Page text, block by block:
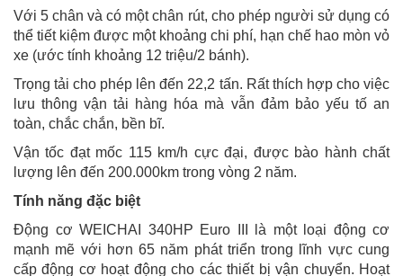
Với 5 chân và có một chân rút, cho phép người sử dụng có
thể tiết kiệm được một khoảng chi phí, hạn chế hao mòn vỏ
xe (ước tính khoảng 12 triệu/2 bánh).
Trọng tải cho phép lên đến 22,2 tấn. Rất thích hợp cho việc
lưu thông vận tải hàng hóa mà vẫn đảm bảo yếu tố an
toàn, chắc chắn, bền bĩ.
Vận tốc đạt mốc 115 km/h cực đại, được bào hành chất
lượng lên đến 200.000km trong vòng 2 năm.
Tính năng đặc biệt
Động cơ WEICHAI 340HP Euro III là một loại động cơ
mạnh mẽ với hơn 65 năm phát triển trong lĩnh vực cung
cấp động cơ hoạt động cho các thiết bị vận chuyển. Hoạt